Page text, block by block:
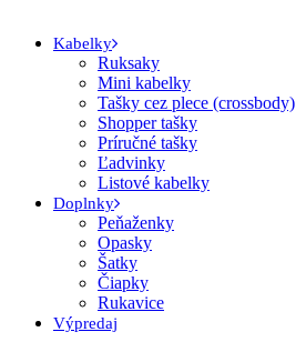
Kabelky
Ruksaky
Mini kabelky
Tašky cez plece (crossbody)
Shopper tašky
Príručné tašky
Ľadvinky
Listové kabelky
Doplnky
Peňaženky
Opasky
Šatky
Čiapky
Rukavice
Výpredaj